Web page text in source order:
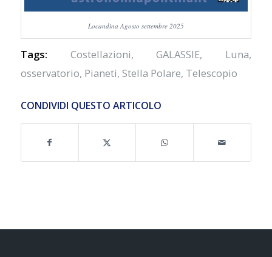
Locandina Agosto settembre 2025
Tags: Costellazioni,GALASSIE, Luna,
osservatorio, Pianeti, Stella Polare, Telescopio
CONDIVIDI QUESTO ARTICOLO